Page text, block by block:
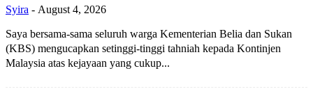
Syira - August 4, 2026
Saya bersama-sama seluruh warga Kementerian Belia dan Sukan
(KBS) mengucapkan setinggi-tinggi tahniah kepada Kontinjen
Malaysia atas kejayaan yang cukup...